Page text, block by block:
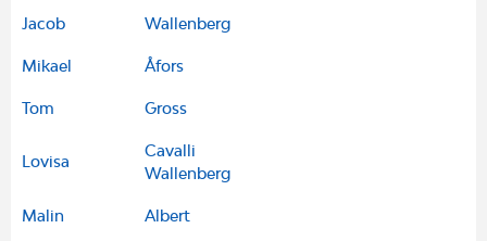
Jacob Wallenberg
Mikael Åfors
Tom Gross
Lovisa
Cavalli
Wallenberg
Malin Albert